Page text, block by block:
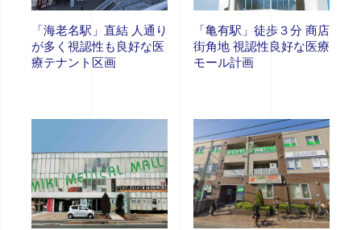
「海老名駅」直結 人通り
が多く視認性も良好な医
療テナント区画
「亀有駅」徒歩３分 商店
街角地 視認性良好な医療
モール計画